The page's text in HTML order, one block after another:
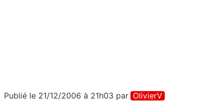
Publié le 21/12/2006 à 21h03 par OlivierV